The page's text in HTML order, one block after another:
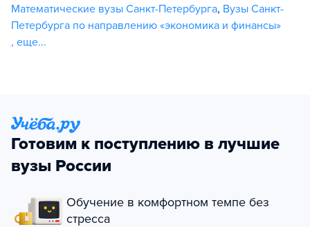
Математические вузы Санкт-Петербурга, Вузы Санкт-
Петербурга по направлению «экономика и финансы»
, еще...
Готовим к поступлению в лучшие
вузы России
Обучение в комфортном темпе без
стресса